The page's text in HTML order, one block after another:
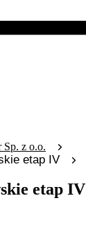
z o.o.
etap IV
etap IV